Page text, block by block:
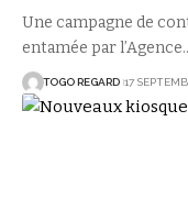
Une campagne de
entamée par l’Agence
TOGO REGARD 17